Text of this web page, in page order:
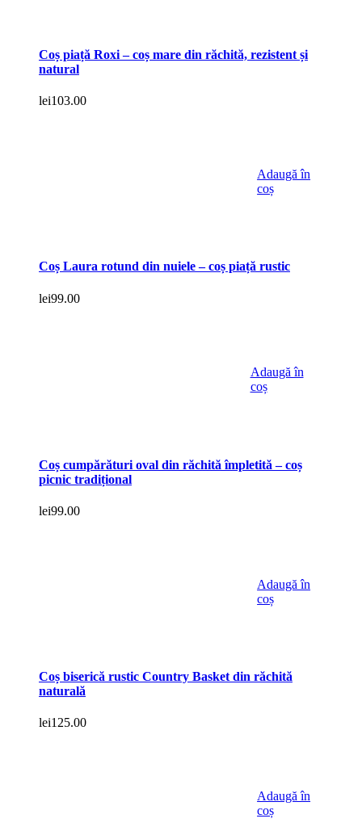
Coș piață Roxi – coș mare din răchită, rezistent și
natural
lei103.00
Adaugă în
coș
Coș Laura rotund din nuiele – coș piață rustic
lei99.00
Adaugă în
coș
Coș cumpărături oval din răchită împletită – coș
picnic tradițional
lei99.00
Adaugă în
coș
Coș biserică rustic Country Basket din răchită
naturală
lei125.00
Adaugă în
coș